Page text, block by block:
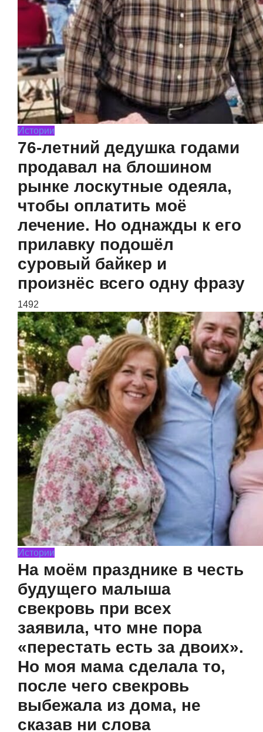
Истории
76-летний дедушка годами
продавал на блошином
рынке лоскутные одеяла,
чтобы оплатить моё
лечение. Но однажды к его
прилавку подошёл
суровый байкер и
произнёс всего одну фразу
1492
Истории
На моём празднике в честь
будущего малыша
свекровь при всех
заявила, что мне пора
«перестать есть за двоих».
Но моя мама сделала то,
после чего свекровь
выбежала из дома, не
сказав ни слова